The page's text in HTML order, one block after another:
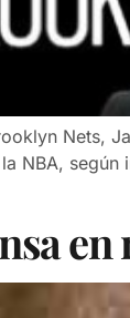
Nets,
NBA,